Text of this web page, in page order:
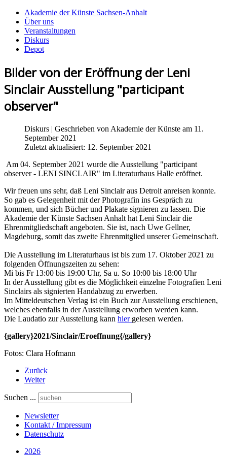
Akademie der Künste Sachsen-Anhalt
Über uns
Veranstaltungen
Diskurs
Depot
Bilder von der Eröffnung der Leni
Sinclair Ausstellung "participant
observer"
Diskurs | Geschrieben von Akademie der Künste am 11.
September 2021
Zuletzt aktualisiert: 12. September 2021
Am 04. September 2021 wurde die Ausstellung "participant
observer - LENI SINCLAIR" im Literaturhaus Halle eröffnet.
Wir freuen uns sehr, daß Leni Sinclair aus Detroit anreisen konnte.
So gab es Gelegenheit mit der Photografin ins Gespräch zu
kommen, und sich Bücher und Plakate signieren zu lassen. Die
Akademie der Künste Sachsen Anhalt hat Leni Sinclair die
Ehrenmitgliedschaft angeboten. Sie ist, nach Uwe Gellner,
Magdeburg, somit das zweite Ehrenmitglied unserer Gemeinschaft.
Die Ausstellung im Literaturhaus ist bis zum 17. Oktober 2021 zu
folgenden Öffnungszeiten zu sehen:
Mi bis Fr 13:00 bis 19:00 Uhr, Sa u. So 10:00 bis 18:00 Uhr
In der Ausstellung gibt es die Möglichkeit einzelne Fotografien Leni
Sinclairs als signierten Handabzug zu erwerben.
Im Mitteldeutschen Verlag ist ein Buch zur Ausstellung erschienen,
welches ebenfalls in der Ausstellung erworben werden kann.
Die Laudatio zur Ausstellung kann hier gelesen werden.
{gallery}2021/Sinclair/Eroeffnung{/gallery}
Fotos: Clara Hofmann
Zurück
Weiter
Suchen ...
Newsletter
Kontakt / Impressum
Datenschutz
2026